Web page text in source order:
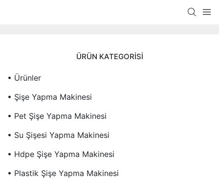
ÜRÜN KATEGORISI
• Ürünler
• Şişe Yapma Makinesi
• Pet Şişe Yapma Makinesi
• Su Şişesi Yapma Makinesi
• Hdpe Şişe Yapma Makinesi
• Plastik Şişe Yapma Makinesi